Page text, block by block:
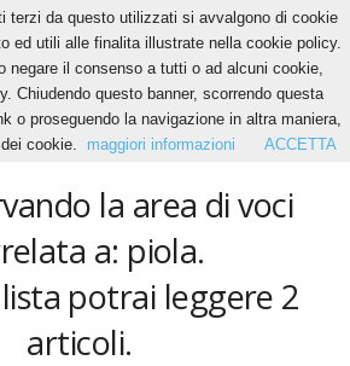
la area di voci
a: piola.
potrai leggere 2
articoli.
terzi da questo utilizzati si avvalgono di cookie
ed utili alle finalita illustrate nella cookie policy.
negare il consenso a tutti o ad alcuni cookie,
Chiudendo questo banner, scorrendo questa
o proseguendo la navigazione in altra maniera,
cookie.
maggiori informazioni ACCETTA